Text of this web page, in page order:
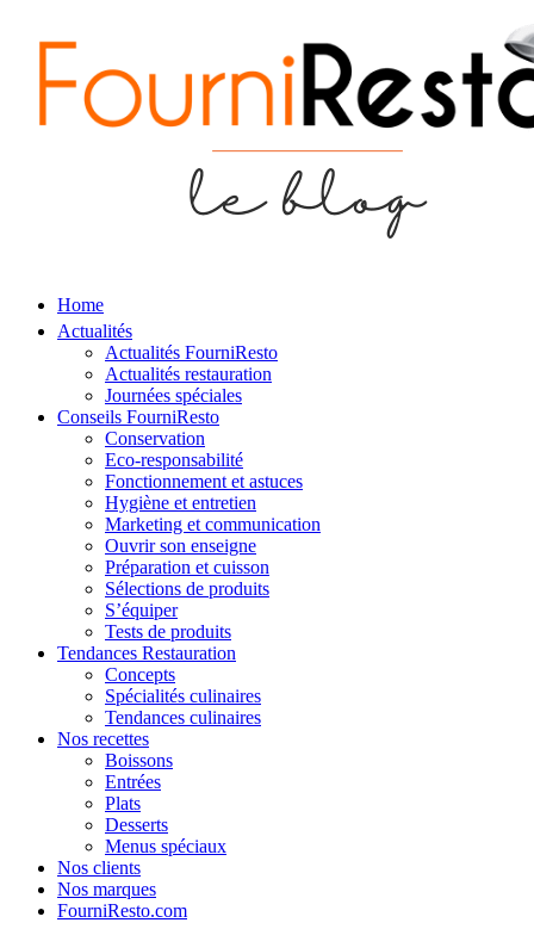
Home
Actualités
Actualités FourniResto
Actualités restauration
Journées spéciales
Conseils FourniResto
Conservation
Eco-responsabilité
Fonctionnement et astuces
Hygiène et entretien
Marketing et communication
Ouvrir son enseigne
Préparation et cuisson
Sélections de produits
S’équiper
Tests de produits
Tendances Restauration
Concepts
Spécialités culinaires
Tendances culinaires
Nos recettes
Boissons
Entrées
Plats
Desserts
Menus spéciaux
Nos clients
Nos marques
FourniResto.com